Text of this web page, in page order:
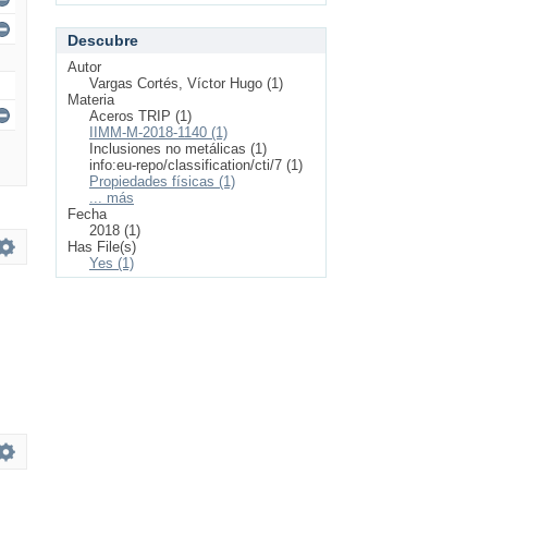
Descubre
Autor
Vargas Cortés, Víctor Hugo (1)
Materia
Aceros TRIP (1)
IIMM-M-2018-1140 (1)
Inclusiones no metálicas (1)
info:eu-repo/classification/cti/7 (1)
Propiedades físicas (1)
... más
Fecha
2018 (1)
Has File(s)
Yes (1)